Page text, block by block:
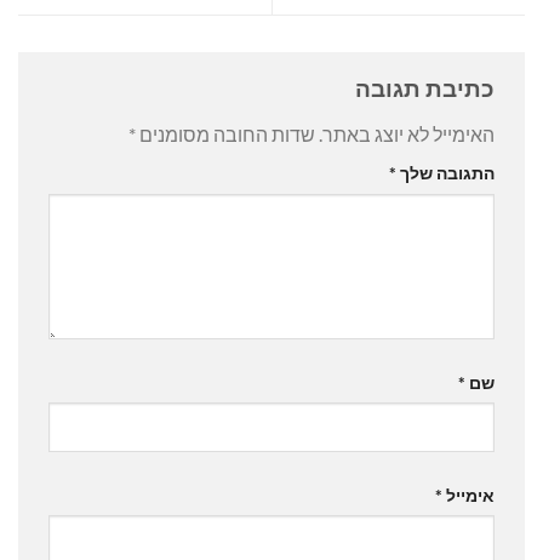
כתיבת תגובה
האימייל לא יוצג באתר. שדות החובה מסומנים *
התגובה שלך *
שם *
אימייל *